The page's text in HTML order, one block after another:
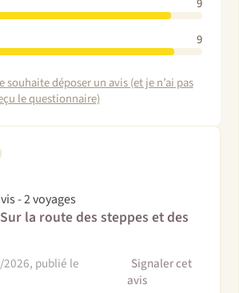
9
9
souhaite déposer un avis (et je n’ai pas
le questionnaire)
- 2 voyages
la route des steppes et des
publié le
Signaler cet
avis